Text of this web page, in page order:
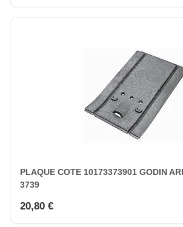
PLAQUE COTE 10173373901 GODIN
3739
20,80 €